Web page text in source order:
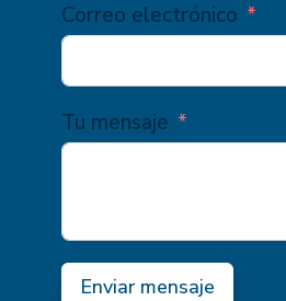
Correo electrónico
Tu mensaje
Enviar mensaje